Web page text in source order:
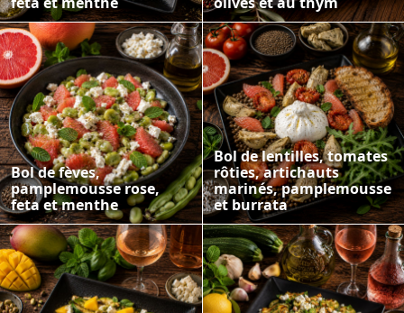
Bol de fèves,
pamplemousse rose,
feta et menthe
Bol de lentilles, tomates
rôties, artichauts
marinés, pamplemousse
et burrata